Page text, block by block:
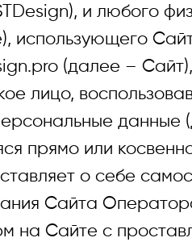
и любого
использующего
(далее –
лицо,
прямо или
о себе
Сайта
на Сайте с